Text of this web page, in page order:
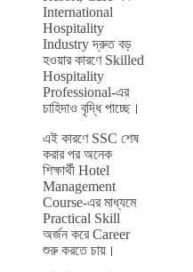
International
Hospitality
Industry দ্রুত বড়
হওয়ার কারণে Skilled
Hospitality
Professional-এর
চাহিদাও বৃদ্ধি পাচ্ছে।
এই কারণে SSC শেষ
করার পর অনেক
শিক্ষার্থী Hotel
Management
Course-এর মাধ্যমে
Practical Skill
অর্জন করে Career
শুরু করতে চায়।